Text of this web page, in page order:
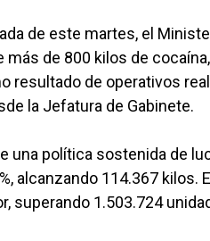
de este martes, el
más de 800 kilos de
resultado de operativos
la Jefatura de Gabinete.
una política sostenida de
alcanzando 114.367
superando 1.503.724